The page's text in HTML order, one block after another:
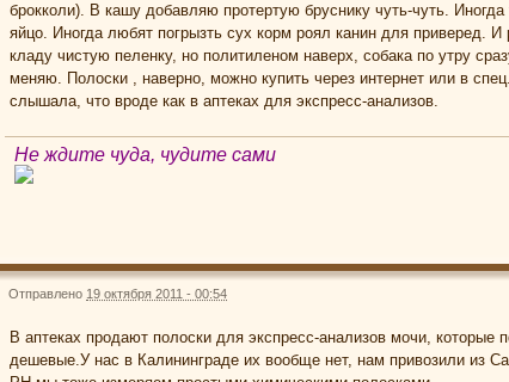
брокколи). В кашу добавляю протертую бруснику чуть-чуть. Иногда
яйцо. Иногда любят погрызть сух корм роял канин для приверед.
кладу чистую пеленку, но политиленом наверх, собака по утру
меняю. Полоски , наверно, можно купить через интернет или в
слышала, что вроде как в аптеках для экспресс-анализов.
Не ждите чуда, чудите сами
Отправлено 19 октября 2011 - 00:54
В аптеках продают полоски для экспресс-анализов мочи,
дешевые.У нас в Калининграде их вообще нет, нам привозили из